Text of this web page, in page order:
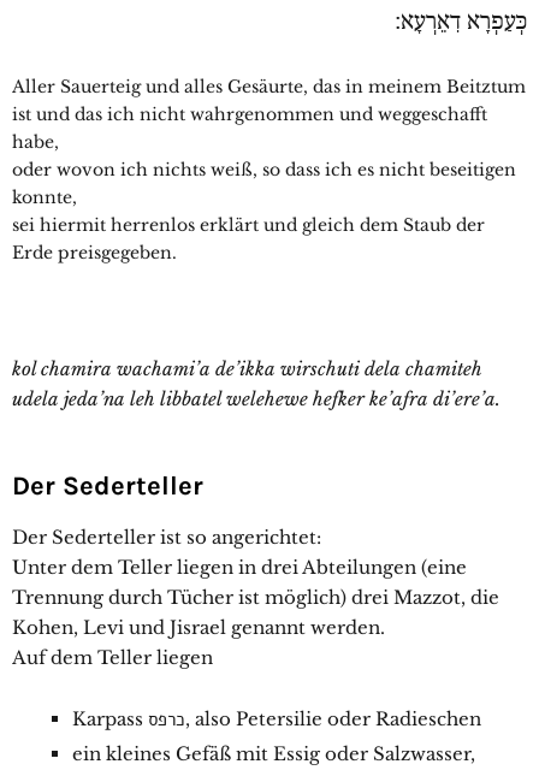
כְּעַפְרָא דִאֵרְעָא׃
Aller Sauerteig und alles Gesäurte, das in meinem Beitztum
ist und das ich nicht wahrgenommen und weggeschafft
habe,
oder wovon ich nichts weiß, so dass ich es nicht beseitigen
konnte,
sei hiermit herrenlos erklärt und gleich dem Staub der
Erde preisgegeben.
kol chamira wachami’a de’ikka wirschuti dela chamiteh
udela jeda’na leh libbatel welehewe hefker ke’afra di’ere’a.
Der Sederteller
Der Sederteller ist so angerichtet:
Unter dem Teller liegen in drei Abteilungen (eine
Trennung durch Tücher ist möglich) drei Mazzot, die
Kohen, Levi und Jisrael genannt werden.
Auf dem Teller liegen
Karpass כרפס, also Petersilie oder Radieschen
ein kleines Gefäß mit Essig oder Salzwasser,